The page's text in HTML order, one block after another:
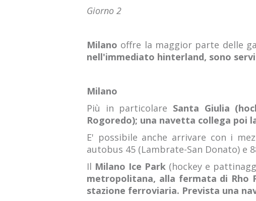
Giorno 2
Milano offre la maggior parte delle
nell'immediato hinterland, sono
Milano
Più in particolare Santa Giulia
Rogoredo); una navetta collega poi
E' possibile anche arrivare con i
autobus 45 (Lambrate-San Donato) e
Il Milano Ice Park (hockey e
metropolitana, alla fermata di Rho
stazione ferroviaria. Prevista una